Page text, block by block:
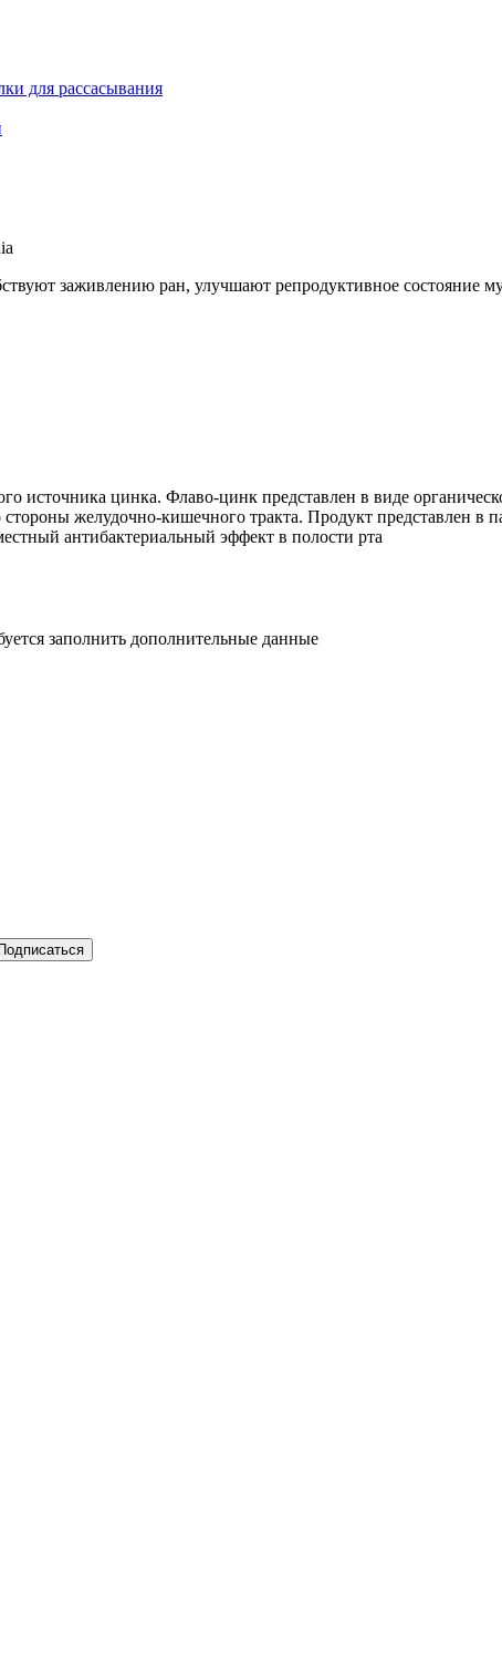
для рассасывания
заживлению ран, улучшают репродуктивное состояние
источника цинка. Флаво-цинк представлен в виде
желудочно-кишечного тракта. Продукт представлен в
антибактериальный эффект в полости рта
заполнить дополнительные данные